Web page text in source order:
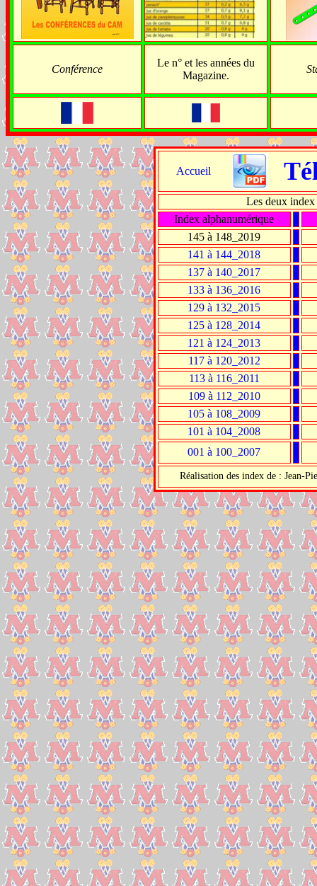
Conférence
Le n° et les années du
Magazine.
Accueil
Les deux
Index alphanumérique
145 à 148_2019
141 à 144_2018
137 à 140_2017
133 à 136_2016
129 à 132_2015
125 à 128_2014
121 à 124_2013
117 à 120_2012
113 à 116_2011
109 à 112_2010
105 à 108_2009
101 à 104_2008
001 à 100_2007
Réalisation des index de : Jean-